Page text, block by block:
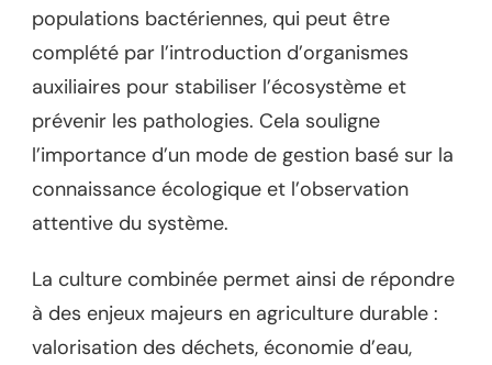
populations bactériennes, qui peut être
complété par l’introduction d’organismes
auxiliaires pour stabiliser l’écosystème et
prévenir les pathologies. Cela souligne
l’importance d’un mode de gestion basé sur la
connaissance écologique et l’observation
attentive du système.
La culture combinée permet ainsi de répondre
à des enjeux majeurs en agriculture durable :
valorisation des déchets, économie d’eau,